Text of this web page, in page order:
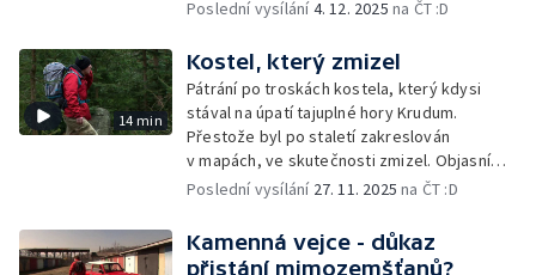
Poslední vysílání4. 12. 2025 na ČT :D
14 min
Kostel, který zmizel
Pátrání po troskách kostela, který kdysi
stával na úpatí tajuplné hory Krudum.
Přestože byl po staletí zakreslován
v mapách, ve skutečnosti zmizel. Objasní
tuto záhadu Wizard?
Poslední vysílání 27. 11. 2025 na ČT :D
Kamenná vejce - důkaz
přistání mimozemšťanů?